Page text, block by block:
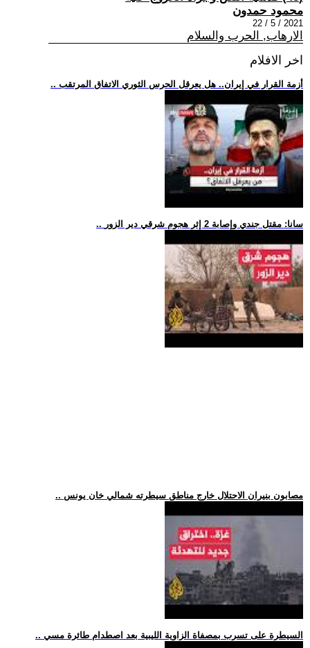
محمود حمدون
2021 / 5 / 22
الارهاب, الحرب والسلام
اخر الافلام
.. أزمة القرار في إيران.. هل يعرقل الحرس الثوري الاتفاق المرتقب
.. سانا: مقتل جندي وإصابة 2 إثر هجوم شرقي دير الزور
.. مصابون بنيران الاحتلال خارج مناطق سيطرته شمالي خان يونس
.. السيطرة على تسرب بمصفاة الزاوية الليبية بعد اصطدام طائرة مسي